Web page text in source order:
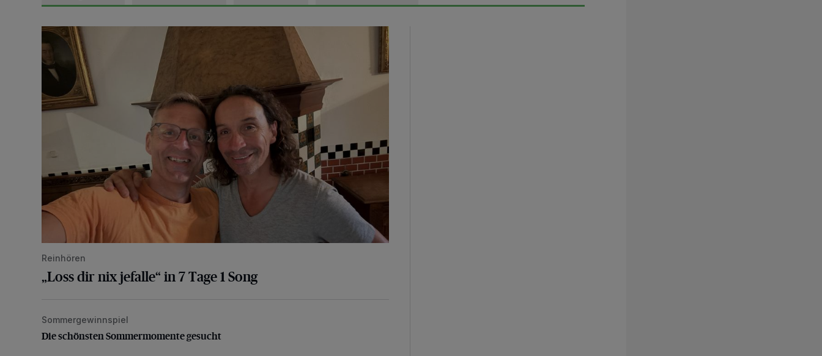
„Loss dir nix jefalle“ in 7 Tage 1 Song
Reinhören
„Loss dir nix jefalle“ in 7 Tage 1 Song
Die schönsten Sommermomente gesucht
Sommergewinnspiel
Die schönsten Sommermomente gesucht